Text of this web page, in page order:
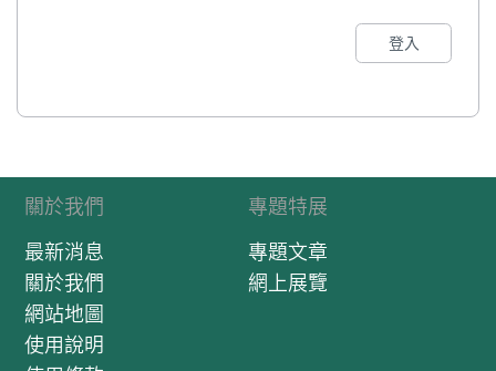
登入
關於我們
最新消息
關於我們
網站地圖
使用說明
專題特展
專題文章
網上展覽